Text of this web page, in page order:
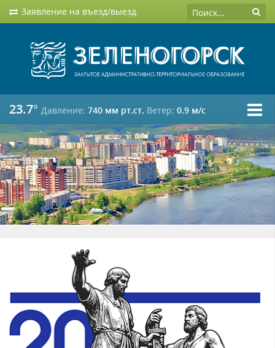
Заявление на въезд/выезд
23.7° Давление: 740 мм рт.ст. Ветер: 0.9 м/c